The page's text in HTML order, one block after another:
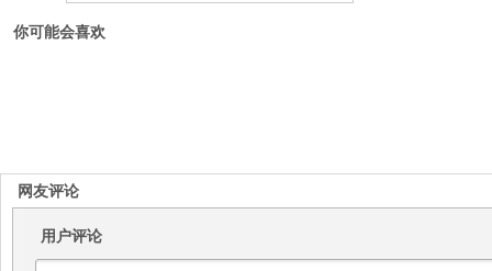
你可能会喜欢
网友评论
用户评论